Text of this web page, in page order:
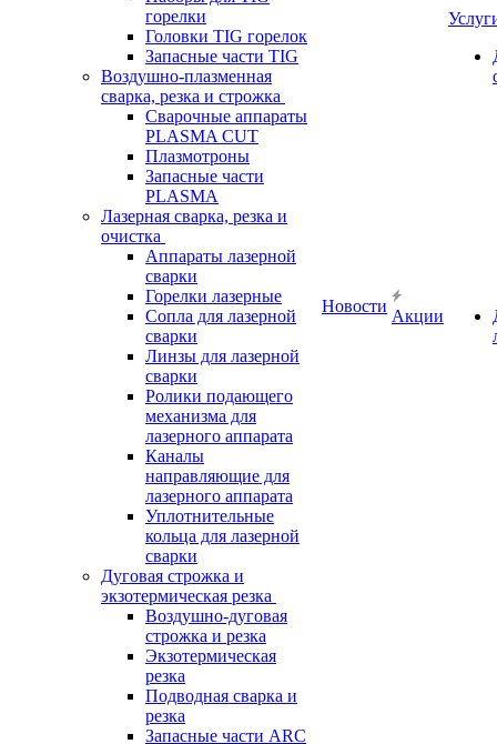
горелки
Головки TIG горелок
Запасные части TIG
Воздушно-плазменная
сварка, резка и строжка
Сварочные аппараты
PLASMA CUT
Плазмотроны
Запасные части
PLASMA
Лазерная сварка, резка и
очистка
Аппараты лазерной
сварки
Горелки лазерные
Сопла для лазерной
сварки
Линзы для лазерной
сварки
Ролики подающего
механизма для
лазерного аппарата
Каналы
направляющие для
лазерного аппарата
Уплотнительные
кольца для лазерной
сварки
Дуговая строжка и
экзотермическая резка
Воздушно-дуговая
строжка и резка
Экзотермическая
резка
Подводная сварка и
резка
Запасные части ARC
Новости
Акции